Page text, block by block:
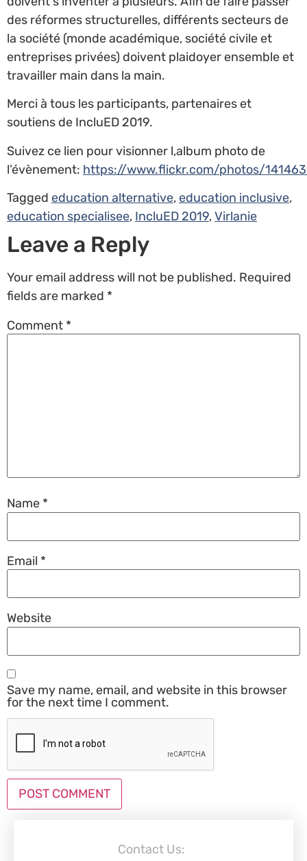
des réformes structurelles, différents secteurs de
la société (monde académique, société civile et
entreprises privées) doivent plaidoyer ensemble et
travailler main dans la main.
Merci à tous les participants, partenaires et
soutiens de IncluED 2019.
Suivez ce lien pour visionner l,album photo de
l’évènement: https://www.flickr.com/photos/
Tagged education alternative, education inclusive,
education specialisee, IncluED 2019,Virlanie
Leave a Reply
Your email address will not be published. Required
fields are marked *
Comment *
Name *
Email *
Website
Save my name, email, and website in this browser
for the next time I comment.
Contact Us: